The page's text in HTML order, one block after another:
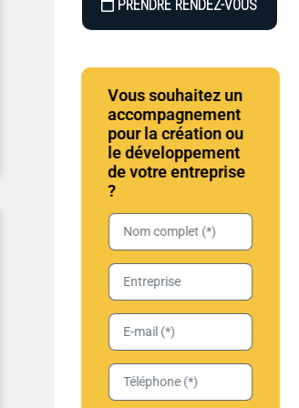
PRENDRE RENDEZ-VOUS
Vous souhaitez un
accompagnement
pour la création ou
le développement
de votre entreprise
?